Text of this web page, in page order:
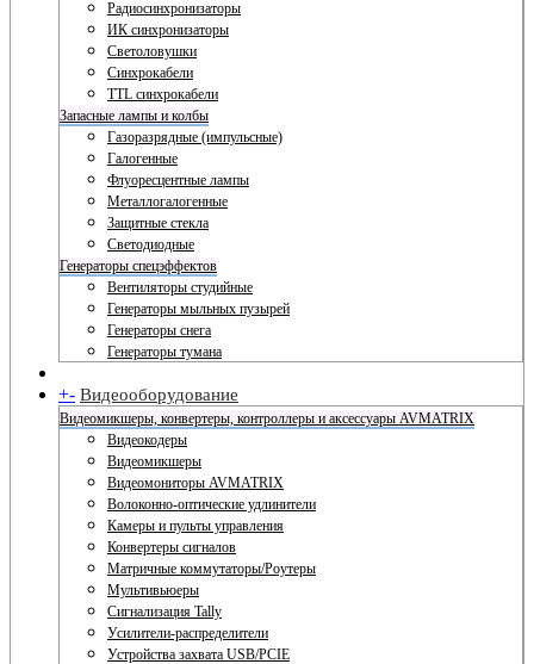
Радиосинхронизаторы
ИК синхронизаторы
Светоловушки
Синхрокабели
TTL синхрокабели
Запасные лампы и колбы
Газоразрядные (импульсные)
Галогенные
Флуоресцентные лампы
Металлогалогенные
Защитные стекла
Светодиодные
Генераторы спецэффектов
Вентиляторы студийные
Генераторы мыльных пузырей
Генераторы снега
Генераторы тумана
+- Видеооборудование
Видеомикшеры, конвертеры, контроллеры и аксессуары AVMATRIX
Видеокодеры
Видеомикшеры
Видеомониторы AVMATRIX
Волоконно-оптические удлинители
Камеры и пульты управления
Конвертеры сигналов
Матричные коммутаторы/Роутеры
Мультивьюеры
Сигнализация Tally
Усилители-распределители
Устройства захвата USB/PCIE